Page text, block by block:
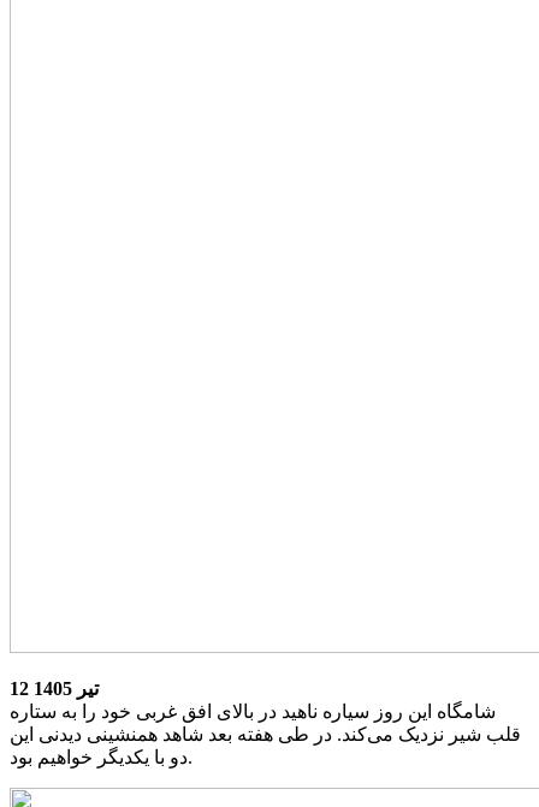
12 تیر 1405
شامگاه این روز سیاره ناهید در بالای افق غربی خود را به ستاره
قلب شیر نزدیک می‌کند. در طی هفته بعد شاهد همنشینی دیدنی این
دو با یکدیگر خواهیم بود.